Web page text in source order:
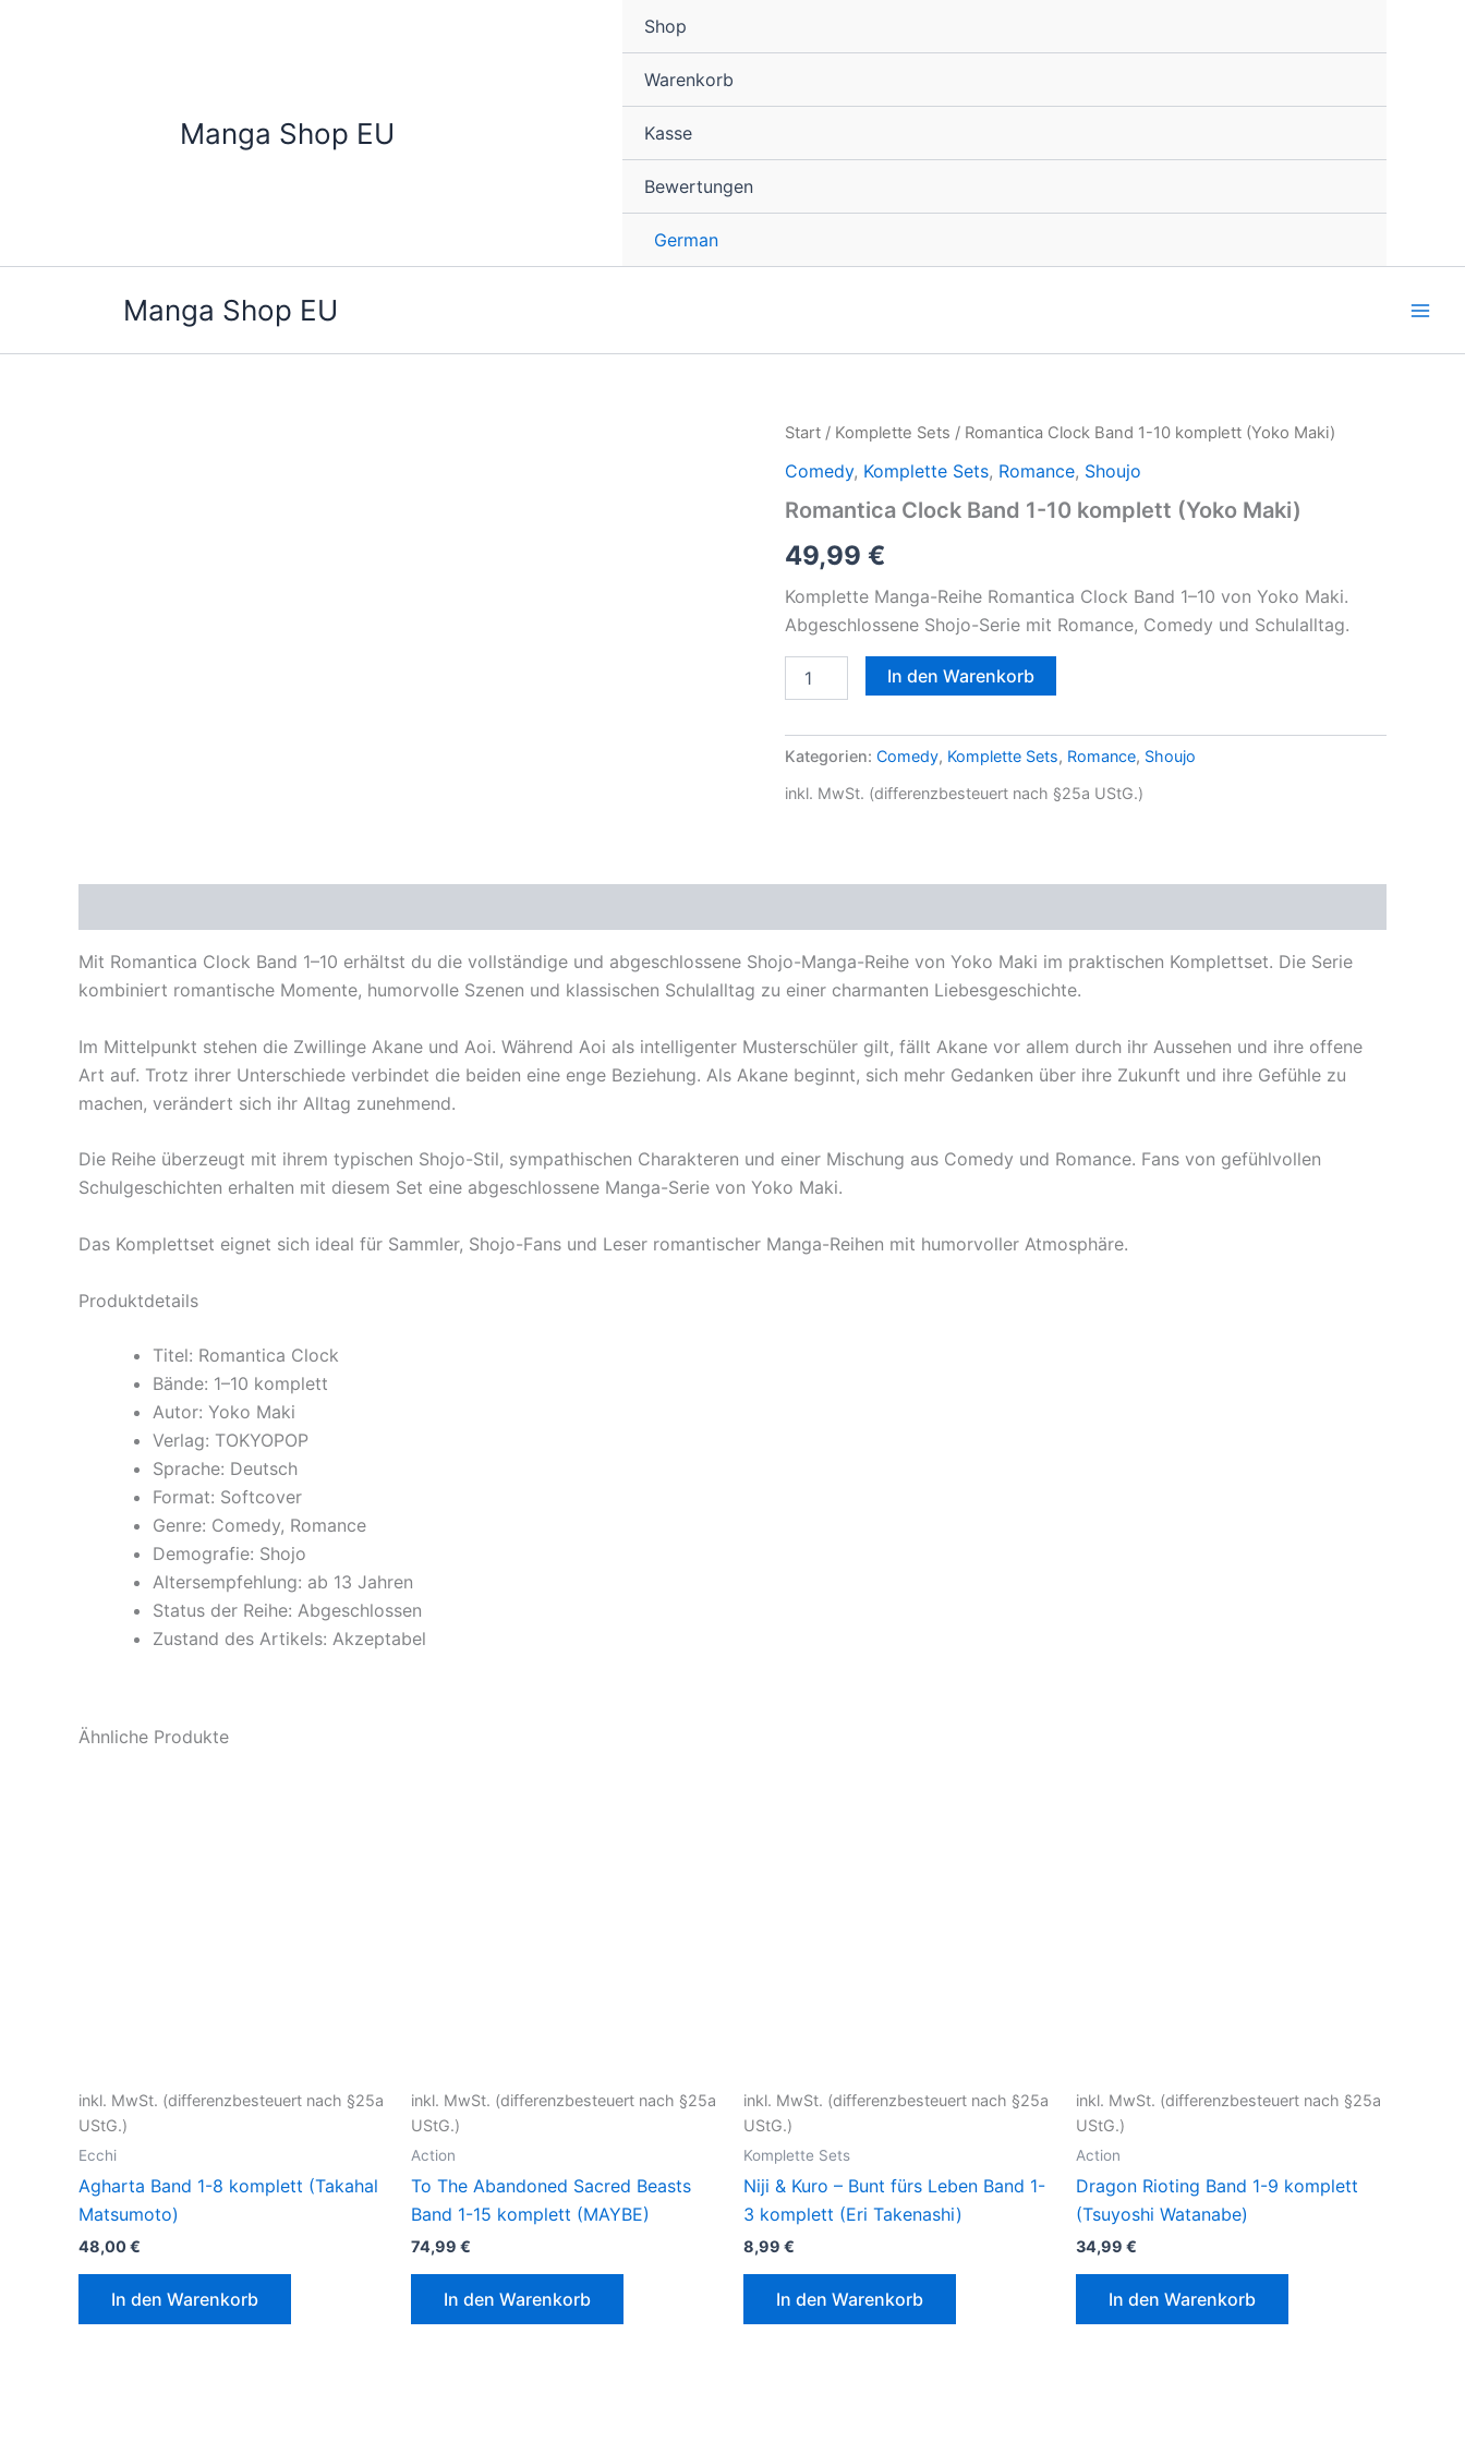
Manga Shop EU
Shop
Warenkorb
Kasse
Bewertungen
German
Manga Shop EU
Start / Komplette Sets / Romantica Clock Band 1-10 komplett (Yoko Maki)
Comedy, Komplette Sets, Romance, Shoujo
Romantica Clock Band 1-10 komplett (Yoko Maki)
49,99 €
Komplette Manga-Reihe Romantica Clock Band 1–10 von Yoko Maki.
Abgeschlossene Shojo-Serie mit Romance, Comedy und Schulalltag.
Romantica
Band
10
(Yoko
Menge
In den Warenkorb
Kategorien: Comedy, Komplette Sets, Romance, Shoujo
inkl. MwSt. (differenzbesteuert nach §25a UStG.)
Mit Romantica Clock Band 1–10 erhältst du die vollständige und abgeschlossene Shojo-Manga-Reihe von Yoko Maki im praktischen Komplettset. Die Serie
kombiniert romantische Momente, humorvolle Szenen und klassischen Schulalltag zu einer charmanten Liebesgeschichte.
Im Mittelpunkt stehen die Zwillinge Akane und Aoi. Während Aoi als intelligenter Musterschüler gilt, fällt Akane vor allem durch ihr Aussehen und ihre offene
Art auf. Trotz ihrer Unterschiede verbindet die beiden eine enge Beziehung. Als Akane beginnt, sich mehr Gedanken über ihre Zukunft und ihre Gefühle zu
machen, verändert sich ihr Alltag zunehmend.
Die Reihe überzeugt mit ihrem typischen Shojo-Stil, sympathischen Charakteren und einer Mischung aus Comedy und Romance. Fans von gefühlvollen
Schulgeschichten erhalten mit diesem Set eine abgeschlossene Manga-Serie von Yoko Maki.
Das Komplettset eignet sich ideal für Sammler, Shojo-Fans und Leser romantischer Manga-Reihen mit humorvoller Atmosphäre.
Produktdetails
Titel: Romantica Clock
Bände: 1–10 komplett
Autor: Yoko Maki
Verlag: TOKYOPOP
Sprache: Deutsch
Format: Softcover
Genre: Comedy, Romance
Demografie: Shojo
Altersempfehlung: ab 13 Jahren
Status der Reihe: Abgeschlossen
Zustand des Artikels: Akzeptabel
Ähnliche Produkte
inkl. MwSt. (differenzbesteuert nach §25a
UStG.)
Ecchi
Agharta Band 1-8 komplett (Takahal
Matsumoto)
48,00€
In den Warenkorb
inkl. MwSt. (differenzbesteuert nach §25a
UStG.)
Action
To The Abandoned Sacred Beasts
Band 1-15 komplett (MAYBE)
74,99 €
In den Warenkorb
inkl. MwSt. (differenzbesteuert nach §25a
UStG.)
Komplette Sets
Niji & Kuro – Bunt fürs Leben Band 1-
3 komplett (Eri Takenashi)
8,99 €
In den Warenkorb
inkl. MwSt. (differenzbesteuert nach §25a
UStG.)
Action
Dragon Rioting Band 1-9 komplett
(Tsuyoshi Watanabe)
34,99 €
In den Warenkorb